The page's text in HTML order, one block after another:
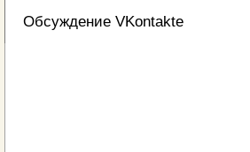
Обсуждение VKontakte